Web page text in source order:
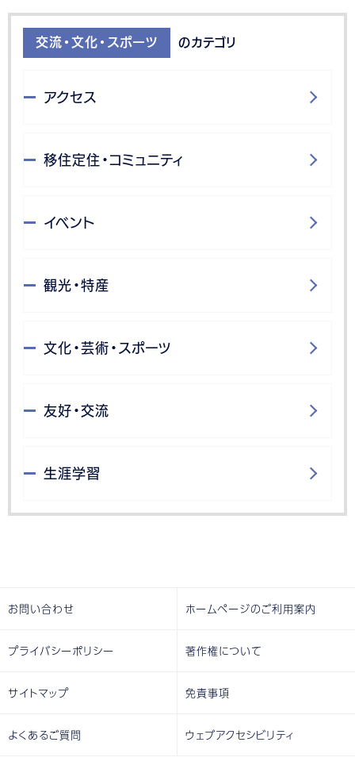
交流・文化・スポーツ のカテゴリ
アクセス
移住定住・コミュニティ
イベント
観光・特産
文化・芸術・スポーツ
友好・交流
生涯学習
お問い合わせ ホームページのご利用案内
プライバシーポリシー 著作権について
サイトマップ 免責事項
よくあるご質問 ウェブアクセシビリティ